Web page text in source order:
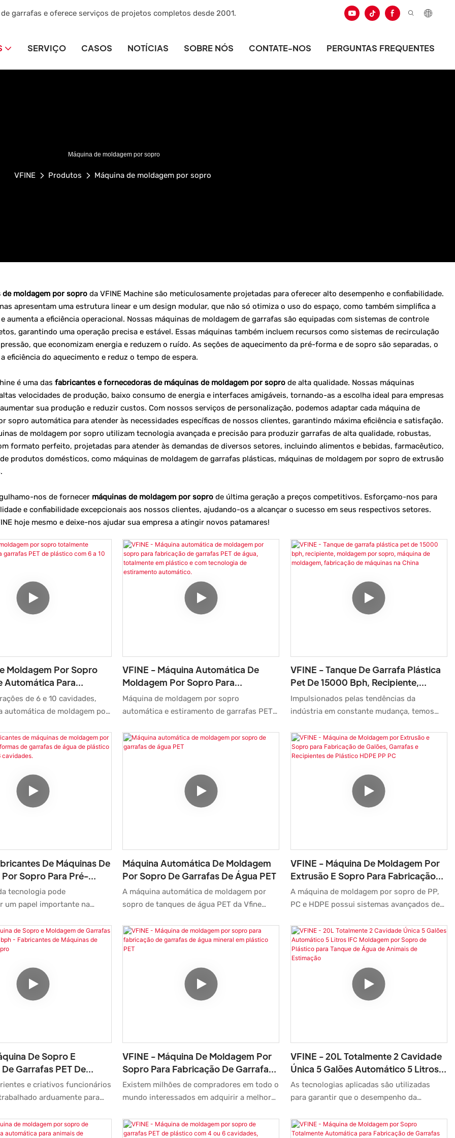
garrafas e oferece serviços de projetos completos desde 2001.
SERVIÇO CASOS NOTÍCIAS SOBRE NÓS CONTATE-NOS PERGUNTAS FREQUENTES
Máquina de moldagem por sopro
VFINE Produtos Máquina de moldagem por sopro
de moldagem por soproda VFINE Machine são meticulosamente projetadas para oferecer alto desempenho e confiabilidade.
apresentam uma estrutura linear e um design modular, que não só otimiza o uso do espaço, como também simplifica a
aumenta a eficiência operacional. Nossas máquinas de moldagem de garrafas são equipadas com sistemas de controle
garantindo uma operação precisa e estável. Essas máquinas também incluem recursos como sistemas de recirculação
que economizam energia e reduzem o ruído. As seções de aquecimento da pré-forma e de sopro são separadas, o
eficiência do aquecimento e reduz o tempo de espera.
é uma das fabricantes e fornecedoras de máquinas de moldagem por soprode alta qualidade. Nossas máquinas
velocidades de produção, baixo consumo de energia e interfaces amigáveis, tornando-as a escolha ideal para empresas
sua produção e reduzir custos. Com nossos serviços de personalização, podemos adaptar cada máquina de
sopro automática para atender às necessidades específicas de nossos clientes, garantindo máxima eficiência e satisfação.
de moldagem por sopro utilizam tecnologia avançada e precisão para produzir garrafas de alta qualidade, robustas,
formato perfeito, projetadas para atender às demandas de diversos setores, incluindo alimentos e bebidas, farmacêutico,
produtos domésticos, como máquinas de moldagem de garrafas plásticas, máquinas de moldagem por sopro de extrusão
nos de fornecer máquinas de moldagem por soprode última geração a preços competitivos. Esforçamo-nos para
e confiabilidade excepcionais aos nossos clientes, ajudando-os a alcançar o sucesso em seus respectivos setores.
hoje mesmo e deixe-nos ajudar sua empresa a atingir novos patamares!
Moldagem Por Sopro
Automática Para
De Plástico Com 6 A 10
de 6 e 10 cavidades,
automática de moldagem por
sopro por estiramento em
VFINE - Máquina Automática De
Moldagem Por Sopro Para
Fabricação De Garrafas PET De
Água, Totalmente Em Plástico E Com
Automático.
Máquina de moldagem por sopro
automática e estiramento de garrafas PET
fabricantes de máquinas para tanques. O
alto volume de vendas permite que as
estabeleçam e consolidem barreiras
ecológicas, mantendo assim uma forte
competitividade a longo prazo. Além disso,
do mercado.
VFINE - Tanque De Garrafa Plástica
Pet De 15000 Bph, Recipiente,
Moldagem Por Sopro, Máquina De
Moldagem, Fabricação De Máquinas
Impulsionados pelas tendências da
indústria em constante mudança, temos
tecnologias de fabricação. Com essas
propriedades comprovadas, a Máquina de
Moldagem por Sopro para Garrafas e
Tanques de Plástico PET de 15.000 bph,
fabricada na China com alta qualidade,
desempenha um papel importante no setor
De Máquinas De
Sopro Para Pré-
De Água De
Com 4 Ou 6 Cavidades.
tecnologia pode
um papel importante na
de máquinas de
sopro de pré-formas de
estiramento automático,
totalmente servo-
disponíveis para venda. Em
de máquinas de moldagem
Máquina Automática De Moldagem
Por Sopro De Garrafas De Água PET
A máquina automática de moldagem por
sopro de tanques de água PET da Vfine
sopro e estiramento em duas etapas.
VFINE - Máquina De Moldagem Por
Extrusão E Sopro Para Fabricação
De Galões, Garrafas E Recipientes
De Plástico HDPE PP PC
A máquina de moldagem por sopro de PP,
PC e HDPE possui sistemas avançados de
qualidade consistente do produto e
reduzem o desperdício de material. A
máquina opera em altas velocidades,
aumentando significativamente a produção
e minimizando a intervenção manual para
aumentar a eficiência e reduzir os custos de
De Sopro E
Garrafas PET De
- Fabricantes De
Moldagem E Sopro
e criativos funcionários
arduamente para
da tecnologia, o
a qualidade da Máquina
VFINE - Máquina De Moldagem Por
Sopro Para Fabricação De Garrafas
De Água Mineral Em Plástico PET
Existem milhões de compradores em todo o
mundo interessados ​​em adquirir a melhor
fabricação de garrafas de água mineral em
plástico PET, com capacidade de 9000
VFINE - 20L Totalmente 2 Cavidade
Única 5 Galões Automático 5 Litros
IFC Moldagem Por Sopro De
Plástico Para Tanque De Água De
As tecnologias aplicadas são utilizadas
para garantir que o desempenho da
Automática de 20L com 2 Cavidades
Simples para Tanques de Água de 5 Galões